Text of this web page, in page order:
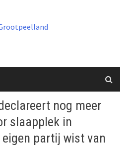
nog meer
slaapplek in
eigen partij wist van